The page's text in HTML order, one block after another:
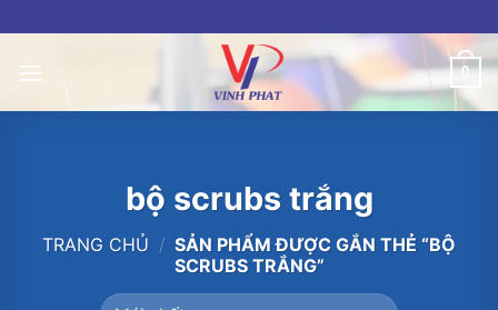
to
content
0
bộ scrubs trắng
TRANG CHỦ / SẢN PHẨM ĐƯỢC GẮN THẺ “BỘ
SCRUBS TRẮNG”